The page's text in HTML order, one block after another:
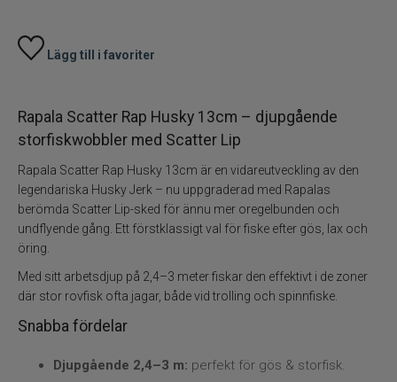
Fiskelinor
Tillbehör
Flugbindning
Flugfiske
Vinterfiske
Kläder
Trolling
Lägg till i favoriter
Rapala Scatter Rap Husky 13cm – djupgående
storfiskwobbler med Scatter Lip
Rapala Scatter Rap Husky 13cm är en vidareutveckling av den
legendariska Husky Jerk – nu uppgraderad med Rapalas
berömda Scatter Lip-sked för ännu mer oregelbunden och
undflyende gång. Ett förstklassigt val för fiske efter gös, lax och
öring.
Med sitt arbetsdjup på 2,4–3 meter fiskar den effektivt i de zoner
där stor rovfisk ofta jagar, både vid trolling och spinnfiske.
Snabba fördelar
Djupgående 2,4–3 m: perfekt för gös & storfisk.